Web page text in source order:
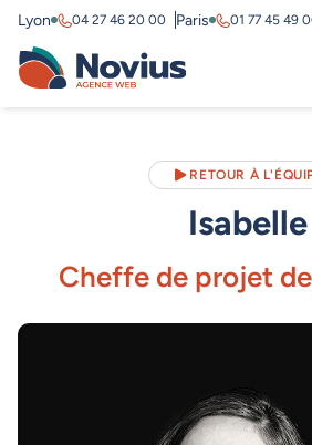
Lyon 04 27 46 20 00 Paris 01 77 45 49
RETOUR À
Isabelle
Cheffe de projet